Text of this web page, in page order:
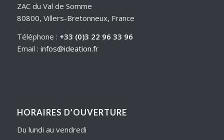
ZAC du Val de Somme
80800, Villers-Bretonneux, France
Téléphone : +33 (0)3 22 96 33 96
Email : infos@ideation.fr
HORAIRES D’OUVERTURE
Du lundi au vendredi